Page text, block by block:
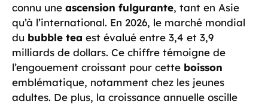
connu une ascension fulgurante, tant en Asie
qu’à l’international. En 2026, le marché mondial
du bubble tea est évalué entre 3,4 et 3,9
milliards de dollars. Ce chiffre témoigne de
l’engouement croissant pour cette boisson
emblématique, notamment chez les jeunes
adultes. De plus, la croissance annuelle oscille